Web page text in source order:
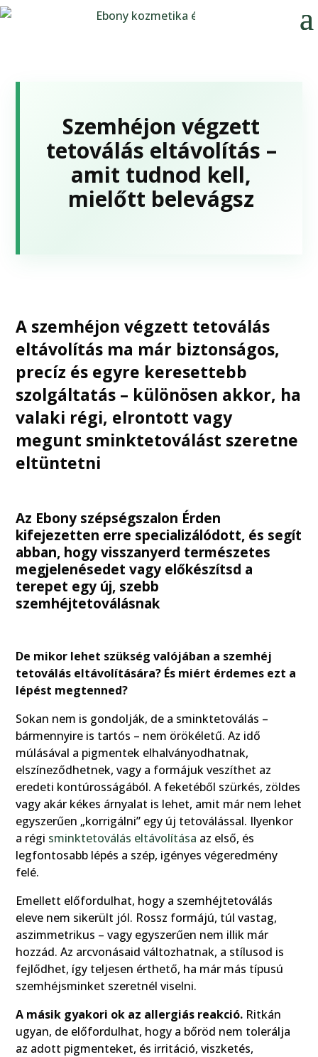
Szemhéjon végzett
tetoválás eltávolítás –
amit tudnod kell,
mielőtt belevágsz
A szemhéjon végzett tetoválás
eltávolítás ma már biztonságos,
precíz és egyre keresettebb
szolgáltatás – különösen akkor, ha
valaki régi, elrontott vagy
megunt sminktetoválást szeretne
eltüntetni
Az Ebony szépségszalon Érden
kifejezetten erre specializálódott, és segít
abban, hogy visszanyerd természetes
megjelenésedet vagy előkészítsd a
terepet egy új, szebb
szemhéjtetoválásnak
De mikor lehet szükség valójában a szemhéj
tetoválás eltávolítására? És miért érdemes ezt a
lépést megtenned?
Sokan nem is gondolják, de a sminktetoválás –
bármennyire is tartós – nem örökéletű. Az idő
múlásával a pigmentek elhalványodhatnak,
elszíneződhetnek, vagy a formájuk veszíthet az
eredeti kontúrosságából. A feketéből szürkés, zöldes
vagy akár kékes árnyalat is lehet, amit már nem lehet
egyszerűen „korrigálni” egy új tetoválással. Ilyenkor
a régi sminktetoválás eltávolítása az első, és
legfontosabb lépés a szép, igényes végeredmény
felé.
Emellett előfordulhat, hogy a szemhéjtetoválás
eleve nem sikerült jól. Rossz formájú, túl vastag,
aszimmetrikus – vagy egyszerűen nem illik már
hozzád. Az arcvonásaid változhatnak, a stílusod is
fejlődhet, így teljesen érthető, ha már más típusú
szemhéjsminket szeretnél viselni.
A másik gyakori ok az allergiás reakció. Ritkán
ugyan, de előfordulhat, hogy a bőröd nem tolerálja
az adott pigmenteket, és irritáció, viszketés,